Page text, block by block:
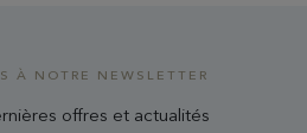
À NOTRE NEWSLETTER
offres et actualités